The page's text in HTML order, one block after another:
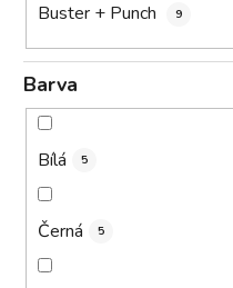
Buster + Punch 9
Barva
Bílá 5
Černá 5